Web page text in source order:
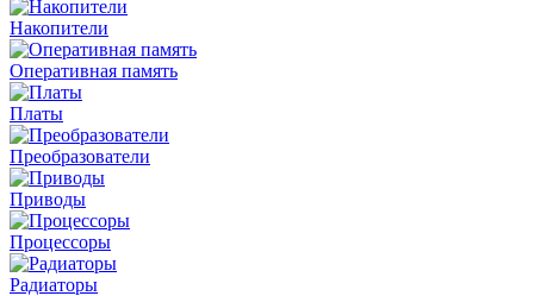
Накопители
Оперативная память
Платы
Преобразователи
Приводы
Процессоры
Радиаторы